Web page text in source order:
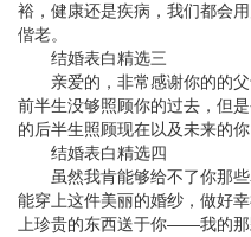
裕，健康还是疾病，我们都会
偕老。
结婚表白精选三
亲爱的，非常感谢你的的父
前半生没够照顾你的过去，但
的后半生照顾现在以及未来的
结婚表白精选四
虽然我肯能够给不了你那些
能穿上这件美丽的婚纱，做好
上珍贵的东西送于你——我的